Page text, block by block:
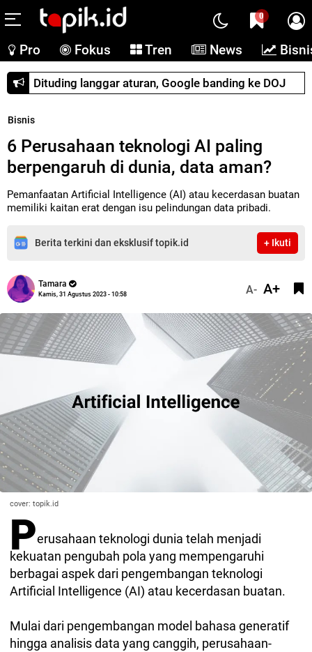
0
Pro Fokus Tren News
Dituding langgar aturan, Google banding ke DOJ
Bisnis
6 Perusahaan teknologi AI paling
berpengaruh di dunia, data aman?
Pemanfaatan Artificial Intelligence (AI) atau kecerdasan buatan
memiliki kaitan erat dengan isu pelindungan data pribadi.
Berita terkini dan eksklusif topik.id + Ikuti
Tamara
Kamis, 31 Agustus 2023 - 10:58 A- A+
cover: topik.id
Perusahaan teknologi dunia telah menjadi
kekuatan pengubah pola yang mempengaruhi
berbagai aspek dari pengembangan teknologi
Artificial Intelligence (AI) atau kecerdasan buatan.
Mulai dari pengembangan model bahasa generatif
hingga analisis data yang canggih, perusahaan-